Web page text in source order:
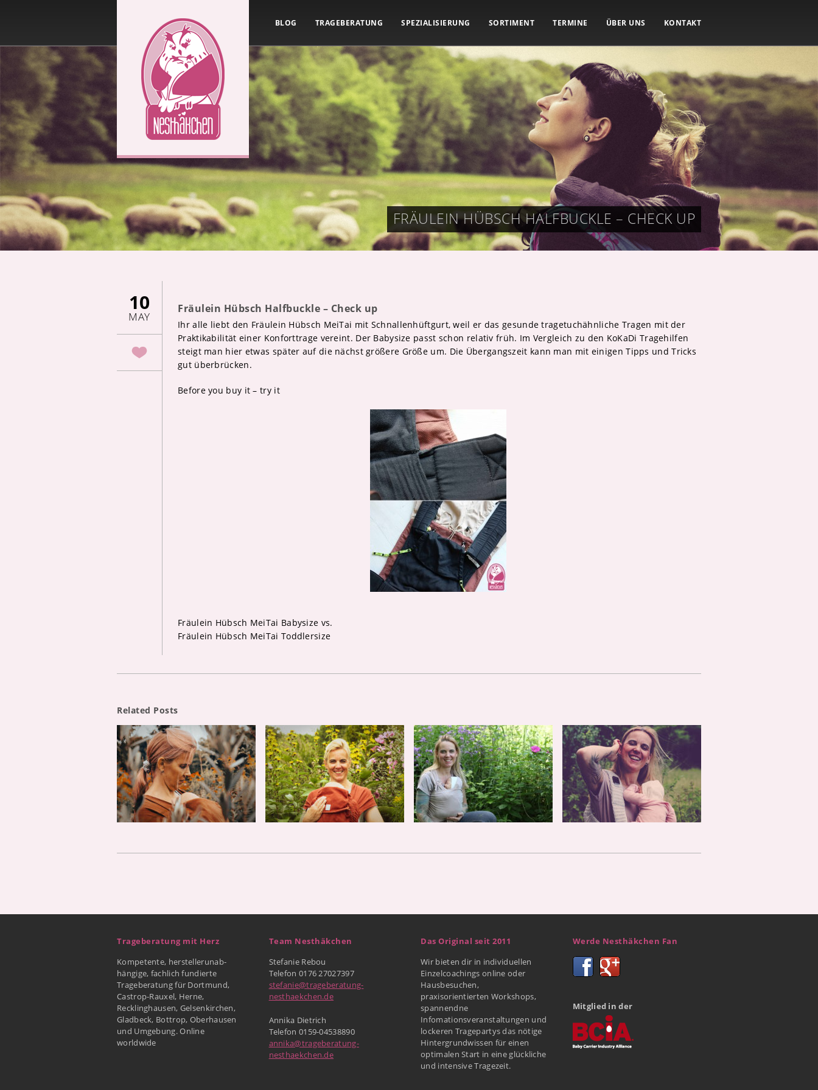
BLOG TRAGEBERATUNG SPEZIALISIERUNG SORTIMENT TERMINE ÜBER UNS KONTAKT
FRÄULEIN HÜBSCH HALFBUCKLE – CHECK UP
10
MAY
Fräulein Hübsch Halfbuckle – Check up
Ihr alle liebt den Fräulein Hübsch MeiTai mit Schnallenhüftgurt, weil er das gesunde tragetuchähnliche Tragen mit der
Praktikabilität einer Konforttrage vereint. Der Babysize passt schon relativ früh. Im Vergleich zu den KoKaDi Tragehilfen
steigt man hier etwas später auf die nächst größere Größe um. Die Übergangszeit kann man mit einigen Tipps und Tricks
gut überbrücken.
Before you buy it – try it
Fräulein Hübsch MeiTai Babysize vs.
Fräulein Hübsch MeiTai Toddlersize
Related Posts
Trageberatung mit Herz
Kompetente, herstellerunab-
hängige, fachlich fundierte
Trageberatung für Dortmund,
Castrop-Rauxel, Herne,
Recklinghausen, Gelsenkirchen,
Gladbeck, Bottrop, Oberhausen
und Umgebung. Online
worldwide
Team Nesthäkchen
Stefanie Rebou
Telefon 0176 27027397
stefanie@trageberatung-
nesthaekchen.de
Annika Dietrich
Telefon 0159-04538890
annika@trageberatung-
nesthaekchen.de
Das Original seit 2011
Wir bieten dir in individuellen
Einzelcoachings online oder
Hausbesuchen,
praxisorientierten Workshops,
spannendne
Infomationsveranstaltungen und
lockeren Tragepartys das nötige
Hintergrundwissen für einen
optimalen Start in eine glückliche
und intensive Tragezeit.
Werde Nesthäkchen Fan
Mitglied in der